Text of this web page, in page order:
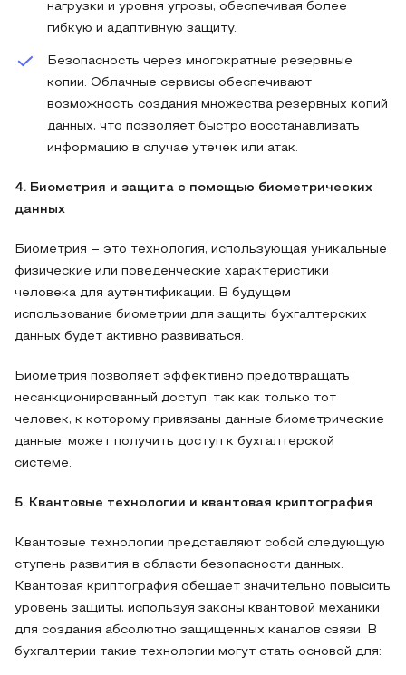
нагрузки и уровня угрозы, обеспечивая более
гибкую и адаптивную защиту.
Безопасность через многократные резервные
копии. Облачные сервисы обеспечивают
возможность создания множества резервных копий
данных, что позволяет быстро восстанавливать
информацию в случае утечек или атак.
4. Биометрия и защита с помощью биометрических
данных
Биометрия – это технология, использующая уникальные
физические или поведенческие характеристики
человека для аутентификации. В будущем
использование биометрии для защиты бухгалтерских
данных будет активно развиваться.
Биометрия позволяет эффективно предотвращать
несанкционированный доступ, так как только тот
человек, к которому привязаны данные биометрические
данные, может получить доступ к бухгалтерской
системе.
5. Квантовые технологии и квантовая криптография
Квантовые технологии представляют собой следующую
ступень развития в области безопасности данных.
Квантовая криптография обещает значительно повысить
уровень защиты, используя законы квантовой механики
для создания абсолютно защищенных каналов связи. В
бухгалтерии такие технологии могут стать основой для: